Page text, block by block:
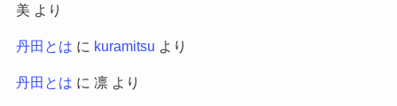
美 より
丹田とは に kuramitsu より
丹田とは に 凛より